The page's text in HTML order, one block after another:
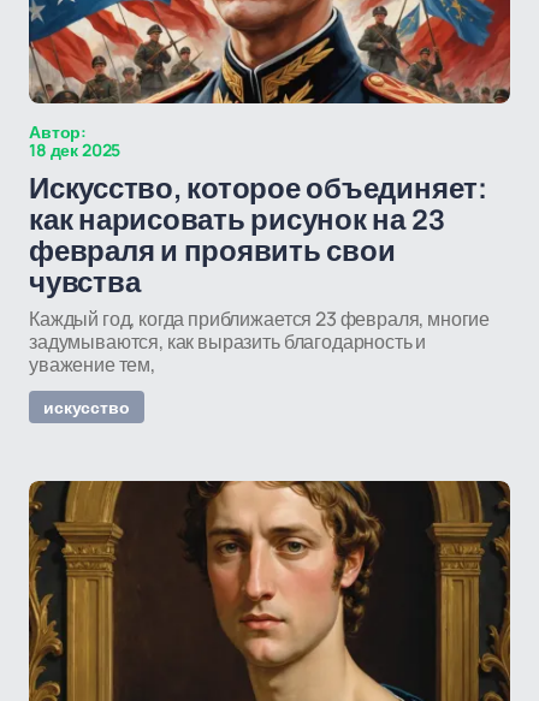
Автор:
18 дек 2025
Искусство, которое объединяет:
как нарисовать рисунок на 23
февраля и проявить свои
чувства
Каждый год, когда приближается 23 февраля, многие
задумываются, как выразить благодарность и
уважение тем,
искусство